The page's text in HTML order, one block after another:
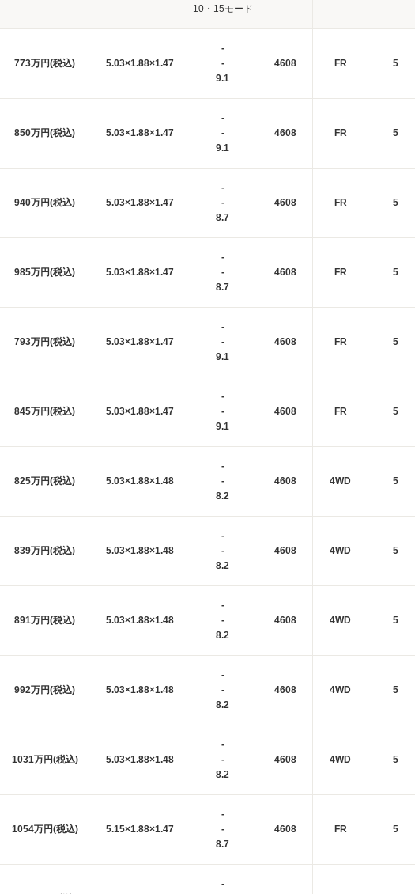
10・15モード
773万円(税込) 5.03×1.88×1.47
-
-
9.1
4608 FR 5
850万円(税込) 5.03×1.88×1.47
-
-
9.1
4608 FR 5
940万円(税込) 5.03×1.88×1.47
-
-
8.7
4608 FR 5
985万円(税込) 5.03×1.88×1.47
-
-
8.7
4608 FR 5
793万円(税込) 5.03×1.88×1.47
-
-
9.1
4608 FR 5
845万円(税込) 5.03×1.88×1.47
-
-
9.1
4608 FR 5
825万円(税込) 5.03×1.88×1.48
-
-
8.2
4608 4WD 5
839万円(税込) 5.03×1.88×1.48
-
-
8.2
4608 4WD 5
891万円(税込) 5.03×1.88×1.48
-
-
8.2
4608 4WD 5
992万円(税込) 5.03×1.88×1.48
-
-
8.2
4608 4WD 5
1031万円(税込) 5.03×1.88×1.48
-
-
8.2
4608 4WD 5
1054万円(税込) 5.15×1.88×1.47
-
-
8.7
4608 FR 5
-